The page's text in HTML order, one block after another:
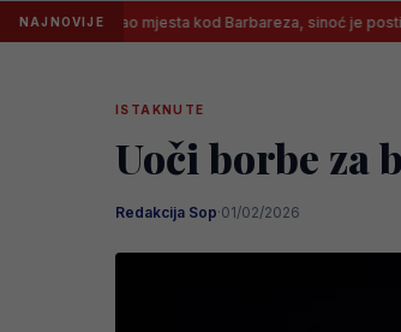
NAJNOVIJE
kod Barbareza, sinoć je postigao hat-trick i prvi
ISTAKNUTE
Uoči borbe za
Redakcija Sop·01/02/2026